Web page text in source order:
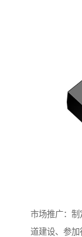
市场推广：
道建设、参加